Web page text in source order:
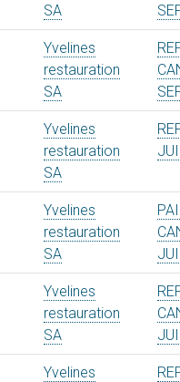
SA
Yvelines
restauration
SA
Yvelines
restauration
SA
Yvelines
restauration
SA
Yvelines
restauration
SA
Yvelines